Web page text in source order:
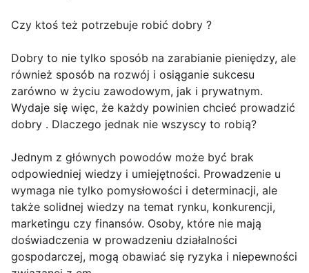
Czy ktoś też potrzebuje robić dobry ?
Dobry to nie tylko sposób na zarabianie pieniędzy, ale
również sposób na rozwój i osiąganie sukcesu
zarówno w życiu zawodowym, jak i prywatnym.
Wydaje się więc, że każdy powinien chcieć prowadzić
dobry . Dlaczego jednak nie wszyscy to robią?
Jednym z głównych powodów może być brak
odpowiedniej wiedzy i umiejętności. Prowadzenie u
wymaga nie tylko pomysłowości i determinacji, ale
także solidnej wiedzy na temat rynku, konkurencji,
marketingu czy finansów. Osoby, które nie mają
doświadczenia w prowadzeniu działalności
gospodarczej, mogą obawiać się ryzyka i niepewności